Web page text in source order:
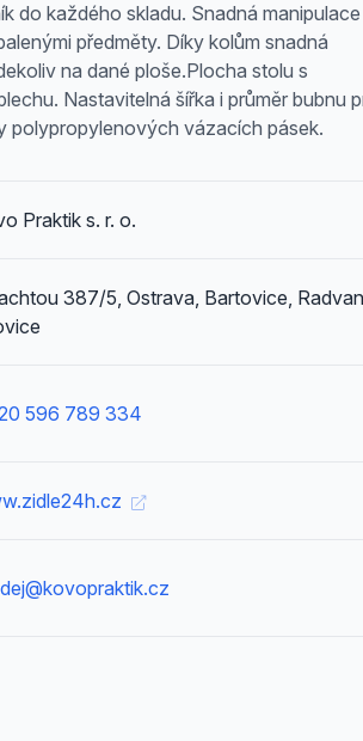
do každého skladu. Snadná
předměty. Díky kolům snadná
na dané ploše.Plocha stolu s
Nastavitelná šířka i průměr bubnu
polypropylenových vázacích pásek.
Praktik s. r. o.
387/5, Ostrava, Bartovice,
596 789 334